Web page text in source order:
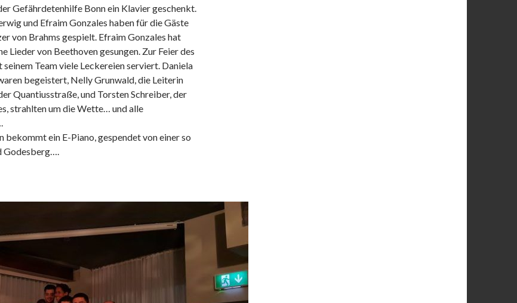
Gefährdetenhilfe Bonn ein Klavier geschenkt.
und Efraim Gonzales haben für die Gäste
von Brahms gespielt. Efraim Gonzales hat
Lieder von Beethoven gesungen. Zur Feier des
Team viele Leckereien serviert. Daniela
begeistert, Nelly Grunwald, die Leiterin
Quantiusstraße, und Torsten Schreiber, der
strahlten um die Wette… und alle
bekommt ein E-Piano, gespendet von einer so
Godesberg….